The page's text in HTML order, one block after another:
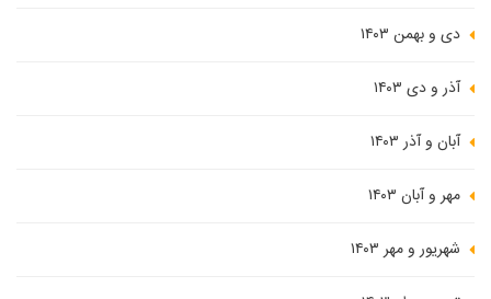
دی و بهمن ۱۴۰۳
آذر و دی ۱۴۰۳
آبان و آذر ۱۴۰۳
مهر و آبان ۱۴۰۳
شهریور و مهر ۱۴۰۳